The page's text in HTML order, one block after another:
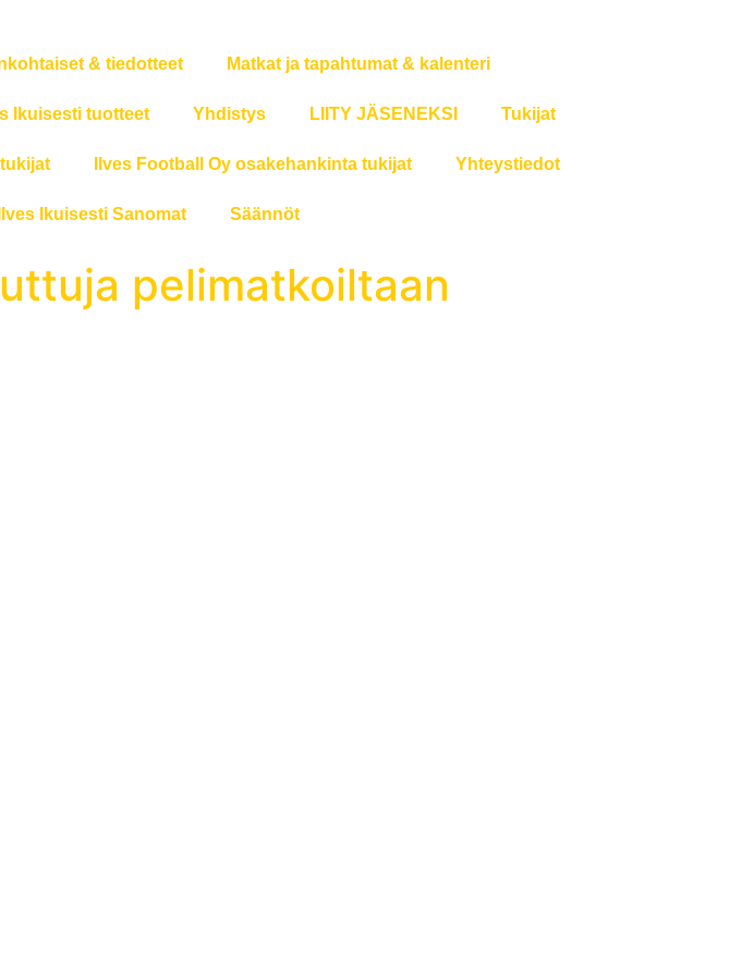
& tiedotteet Matkat ja tapahtumat & kalenteri
Ikuisesti tuotteet Yhdistys LIITY JÄSENEKSI Tukijat
Ilves Football Oy osakehankinta tukijat Yhteystiedot
Ilves Ikuisesti Sanomat Säännöt
pelimatkoiltaan